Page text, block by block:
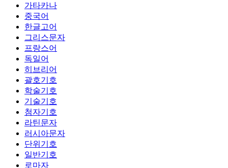
가타카나
중국어
한글고어
그리스문자
프랑스어
독일어
히브리어
괄호기호
학술기호
기술기호
첨자기호
라틴문자
러시아문자
단위기호
일반기호
로마자